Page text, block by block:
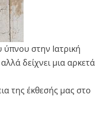
στην Ιατρική
δείχνει μια αρκετά
της έκθεσής μας στο